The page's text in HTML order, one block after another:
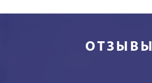
ОТЗЫВЫ